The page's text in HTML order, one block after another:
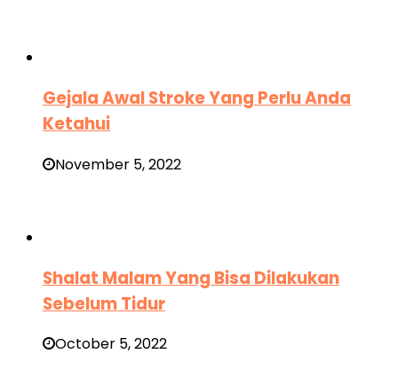
Gejala Awal Stroke Yang Perlu Anda
Ketahui
November 5, 2022
Shalat Malam Yang Bisa Dilakukan
Sebelum Tidur
October 5, 2022